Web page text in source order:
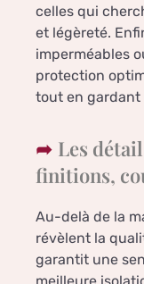
celles qui
et légèreté.
imperméables
protection
tout en gardant
Les
finitions,
Au-delà de la
révèlent la
garantit une